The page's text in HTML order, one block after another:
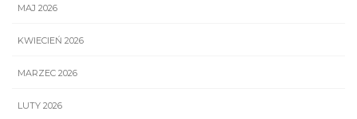
MAJ 2026
KWIECIEŃ 2026
MARZEC 2026
LUTY 2026